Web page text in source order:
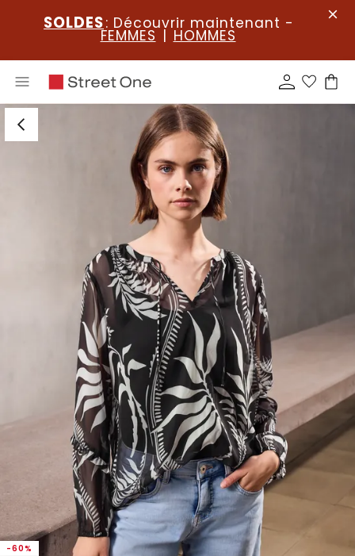
SOLDES: Découvrir maintenant -
FEMMES | HOMMES
-60%